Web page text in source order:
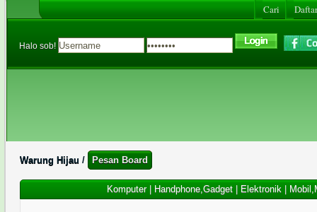
Cari
Halo sob!
Warung Hijau / Pesan Board
Komputer| Handphone,Gadget| Elektronik|